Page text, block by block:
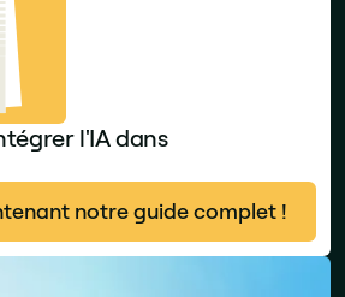
l'IA dans
notre guide complet !